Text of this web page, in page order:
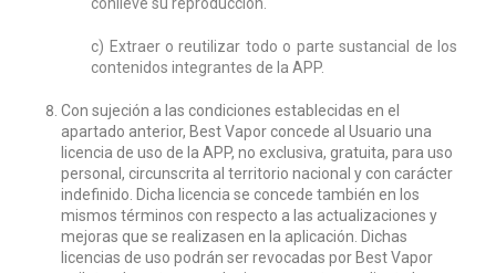
c) Extraer o reutilizar todo o parte sustancial de los
contenidos integrantes de la APP.
Con sujeción a las condiciones establecidas en el
apartado anterior, Best Vapor concede al Usuario una
licencia de uso de la APP, no exclusiva, gratuita, para uso
personal, circunscrita al territorio nacional y con carácter
indefinido. Dicha licencia se concede también en los
mismos términos con respecto a las actualizaciones y
mejoras que se realizasen en la aplicación. Dichas
licencias de uso podrán ser revocadas por Best Vapor